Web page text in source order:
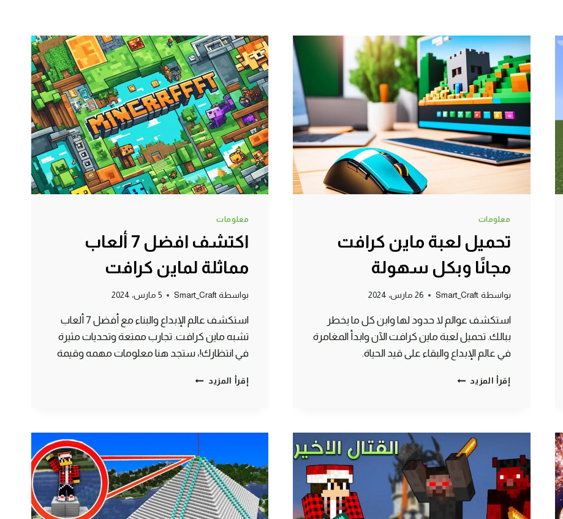
معلومات
تحميل لعبة ماين كرافت
مجانًا وبكل سهولة
بواسطة Smart_Craft 26 مارس، 2024
استكشف عوالم لا حدود لها وابن كل ما يخطر
ببالك. تحميل لعبة ماين كرافت الآن وابدأ المغامرة
في عالم الإبداع والبقاء على قيد الحياة.
إقرأ المزيد تحميل
وبكل
سهولة
معلومات
اكتشف افضل 7 ألعاب
مماثلة لماين كرافت
بواسطة Smart_Craft 5 مارس، 2024
استكشف عالم الإبداع والبناء مع أفضل 7 ألعاب
تشبه ماين كرافت. تجارب ممتعة وتحديات مثيرة
في انتظارك!، ستجد هنا معلومات مهمه وقيمة
إقرأ المزيد اكتشف
كرافت